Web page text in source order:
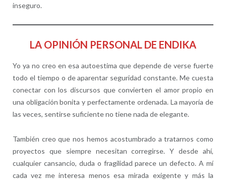
inseguro.
LA OPINIÓN PERSONAL DE ENDIKA
Yo ya no creo en esa autoestima que depende de verse fuerte
todo el tiempo o de aparentar seguridad constante. Me cuesta
conectar con los discursos que convierten el amor propio en
una obligación bonita y perfectamente ordenada. La mayoría de
las veces, sentirse suficiente no tiene nada de elegante.
También creo que nos hemos acostumbrado a tratarnos como
proyectos que siempre necesitan corregirse. Y desde ahí,
cualquier cansancio, duda o fragilidad parece un defecto. A mí
cada vez me interesa menos esa mirada exigente y más la